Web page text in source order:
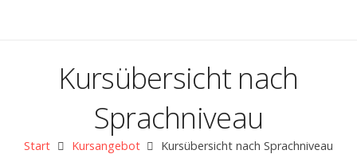
Kursübersicht nach
Sprachniveau
Start Kursangebot Kursübersicht nach Sprachniveau